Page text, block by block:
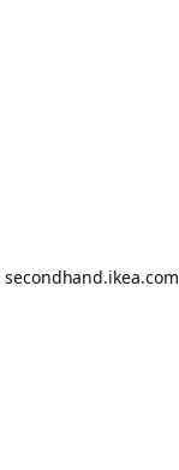
secondhand.ikea.com